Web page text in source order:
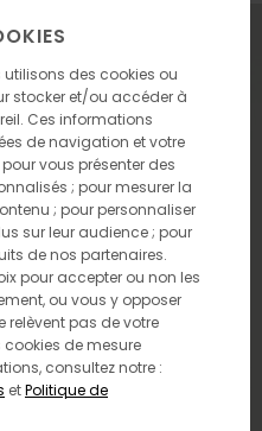
des cookies ou
stocker et/ou accéder à
Ces informations
de navigation et votre
vous présenter des
; pour mesurer la
; pour personnaliser
sur leur audience ; pour
de nos partenaires.
pour accepter ou non les
ou vous y opposer
relèvent pas de votre
de mesure
consultez notre :
etPolitique de